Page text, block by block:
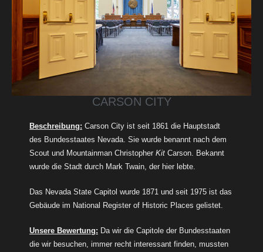
CARSON CITY
Beschreibung: Carson City ist seit 1861 die Hauptstadt
des Bundesstaates Nevada. Sie wurde benannt nach dem
Scout und Mountainman Christopher Kit Carson. Bekannt
wurde die Stadt durch Mark Twain, der hier lebte.
Das Nevada State Capitol wurde 1871 und seit 1975 ist das
Gebäude im National Register of Historic Places gelistet.
Unsere Bewertung: Da wir die Capitole der Bundesstaaten
die wir besuchen, immer recht interessant finden, mussten